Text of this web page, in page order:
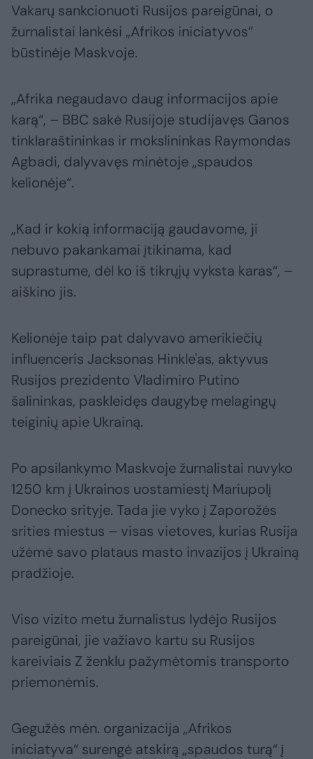
Vakarų sankcionuoti Rusijos pareigūnai, o
žurnalistai lankėsi „Afrikos iniciatyvos“
būstinėje Maskvoje.
„Afrika negaudavo daug informacijos apie
karą“, – BBC sakė Rusijoje studijavęs Ganos
tinklaraštininkas ir mokslininkas Raymondas
Agbadi, dalyvavęs minėtoje „spaudos
kelionėje“.
„Kad ir kokią informaciją gaudavome, ji
nebuvo pakankamai įtikinama, kad
suprastume, dėl ko iš tikrųjų vyksta karas“, –
aiškino jis.
Kelionėje taip pat dalyvavo amerikiečių
influenceris Jacksonas Hinkle'as, aktyvus
Rusijos prezidento Vladimiro Putino
šalininkas, paskleidęs daugybę melagingų
teiginių apie Ukrainą.
Po apsilankymo Maskvoje žurnalistai nuvyko
1250 km į Ukrainos uostamiestį Mariupolį
Donecko srityje. Tada jie vyko į Zaporožės
srities miestus – visas vietoves, kurias Rusija
užėmė savo plataus masto invazijos į Ukrainą
pradžioje.
Viso vizito metu žurnalistus lydėjo Rusijos
pareigūnai, jie važiavo kartu su Rusijos
kareiviais Z ženklu pažymėtomis transporto
priemonėmis.
Gegužės mėn. organizacija „Afrikos
iniciatyva“ surengė atskirą „spaudos turą“ į